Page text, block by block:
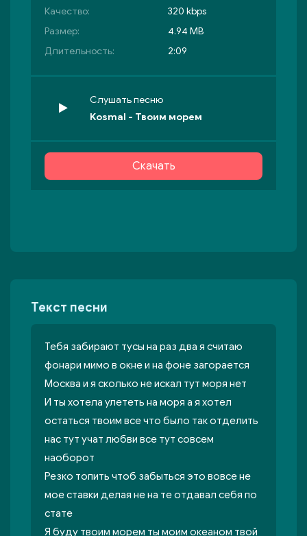
Качество:
320 kbps
Размер:
4.94 MB
Длительность:
2:09
Слушать песню
Kosmal - Твоим морем
Скачать
Текст песни
Тебя забирают тусы на раз два я считаю
фонари мимо в окне и на фоне загорается
Москва и я сколько не искал тут моря нет
И ты хотела улететь на моря а я хотел
остаться твоим все что было так отделить
нас тут учат любви все тут совсем
наоборот
Резко топить чтоб забыться это вовсе не
мое ставки делая не на те отдавал себя по
стате
Я буду твоим морем ты моим океаном твой